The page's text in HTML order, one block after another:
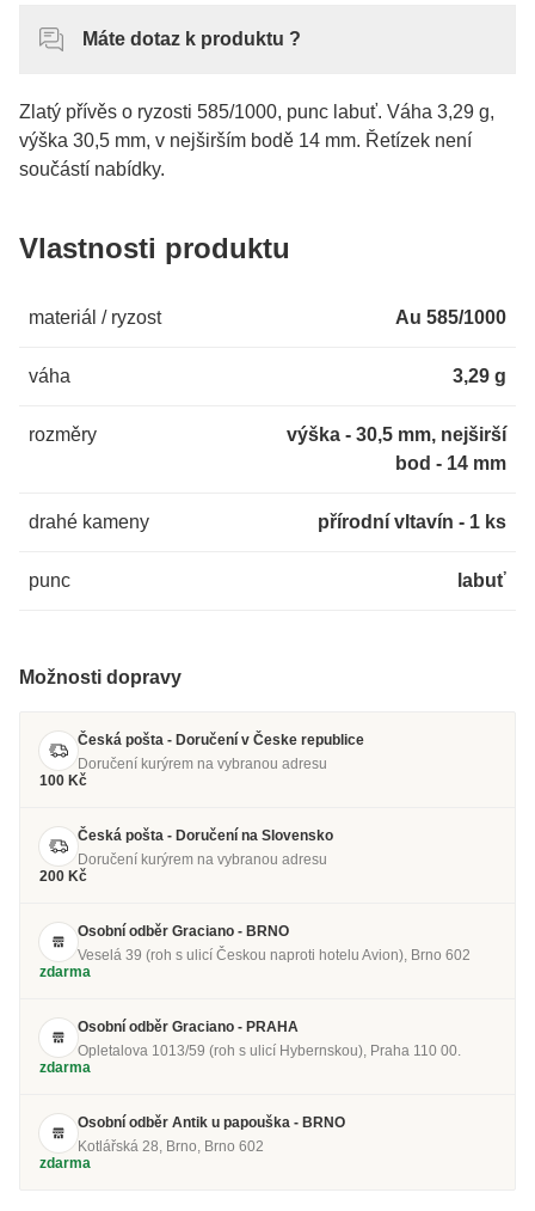
Máte dotaz k produktu ?
Zlatý přívěs o ryzosti 585/1000, punc labuť. Váha 3,29 g,
výška 30,5 mm, v nejširším bodě 14 mm. Řetízek není
součástí nabídky.
Vlastnosti produktu
materiál / ryzost Au 585/1000
váha 3,29 g
rozměry
výška - 30,5 mm, nejširší
bod - 14 mm
drahé kameny přírodní vltavín - 1 ks
punc labuť
Možnosti dopravy
Česká pošta - Doručení v Česke republice
Doručení kurýrem na vybranou adresu
100 Kč
Česká pošta - Doručení na Slovensko
Doručení kurýrem na vybranou adresu
200 Kč
Osobní odběr Graciano - BRNO
Veselá 39 (roh s ulicí Českou naproti hotelu Avion), Brno 602
zdarma
Osobní odběr Graciano - PRAHA
Opletalova 1013/59 (roh s ulicí Hybernskou), Praha 110 00.
zdarma
Osobní odběr Antik u papouška - BRNO
Kotlářská 28, Brno, Brno 602
zdarma